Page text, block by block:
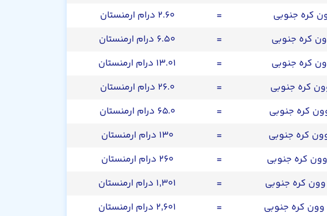
=
۲.۶۰ درام ارمنستان
=
۶.۵۰ درام ارمنستان
=
۱۳.۰۱ درام ارمنستان
=
۲۶.۰ درام ارمنستان
=
۶۵.۰ درام ارمنستان
=
۱۳۰ درام ارمنستان
=
۲۶۰ درام ارمنستان
=
۱,۳۰۱ درام ارمنستان
= ۲,۶۰۱ درام ارمنستان